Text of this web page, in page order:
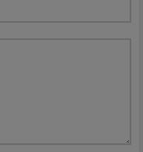
Vám